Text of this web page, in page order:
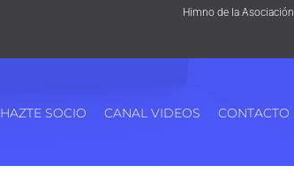
Himno de la Asociación
HAZTE SOCIO CANAL VIDEOS CONTACTO